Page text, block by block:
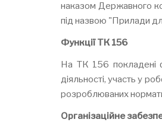
наказом Державного
під назвою "Прилади
Функції ТК 156
На ТК 156 покладені
діяльності, участь у
розроблюваних
Організаційне